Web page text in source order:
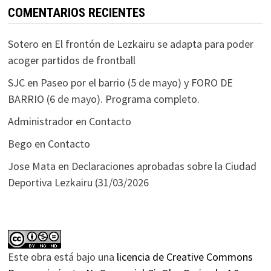
COMENTARIOS RECIENTES
Sotero en El frontón de Lezkairu se adapta para poder
acoger partidos de frontball
SJCen Paseo por el barrio (5 de mayo) y FORO DE
BARRIO (6 de mayo). Programa completo.
Administradoren Contacto
Bego en Contacto
Jose Mata en Declaraciones aprobadas sobre la Ciudad
Deportiva Lezkairu (31/03/2026
Este obra está bajo una licencia de Creative Commons